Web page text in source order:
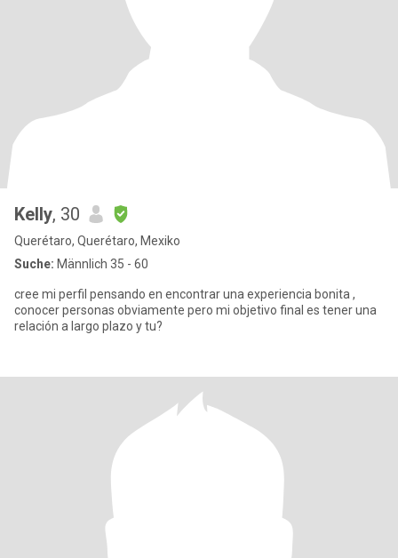
Kelly, 30
Querétaro, Querétaro, Mexiko
Suche: Männlich 35 - 60
cree mi perfil pensando en encontrar una experiencia bonita ,
conocer personas obviamente pero mi objetivo final es tener una
relación a largo plazo y tu?